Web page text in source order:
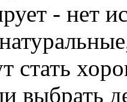
- нет
стать
выбрать